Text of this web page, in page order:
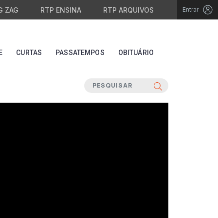
ZAG RTP ENSINA RTP ARQUIVOS Entrar
CURTAS PASSATEMPOS OBITUÁRIO